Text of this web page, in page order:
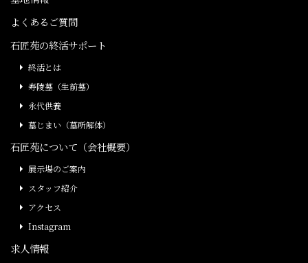
よくあるご質問
石匠苑の終活サポート
終活とは
寿陵墓（生前墓）
永代供養
墓じまい（墓所解体）
石匠苑について（会社概要）
展示場のご案内
スタッフ紹介
アクセス
Instagram
求人情報